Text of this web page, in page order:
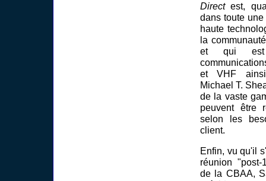
Directest,
dans toute
haute
la
et qui
et VHF
Michael T.
de la vaste
peuvent être
selon les
client.
Enfin, vu qu'il
réunion
de la CBAA,